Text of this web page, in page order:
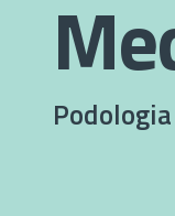
Podologia